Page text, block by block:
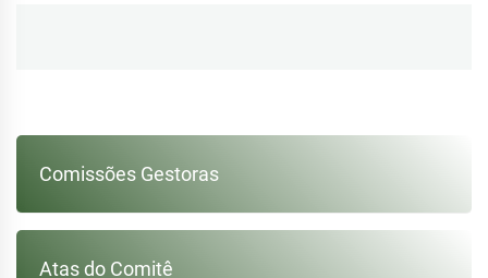
Post
Comissões Gestoras
Atas do Comitê